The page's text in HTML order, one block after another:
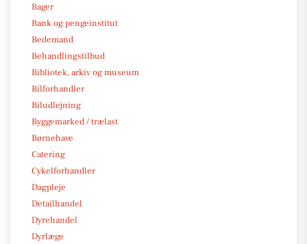
Bager
Bank og pengeinstitut
Bedemand
Behandlingstilbud
Bibliotek, arkiv og museum
Bilforhandler
Biludlejning
Byggemarked / trælast
Børnehave
Catering
Cykelforhandler
Dagpleje
Detailhandel
Dyrehandel
Dyrlæge